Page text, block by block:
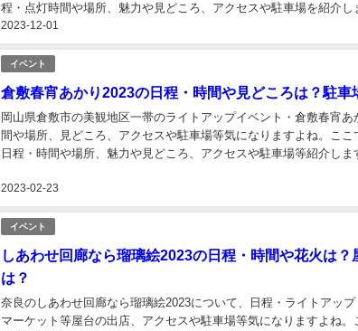
2023-12-01
程・点灯時間や場所、魅力や見どころ、アクセスや駐車場を紹介し
イベント
倉敷春宵あかり2023の日程・時間や見どころは？駐車
2023-02-23
岡山県倉敷市の美観地区一帯のライトアップイベント・倉敷春宵
間や場所、見どころ、アクセスや駐車場等気になりますよね。こ
日程・時間や場所、魅力や見どころ、アクセスや駐車場等紹介しま
イベント
しあわせ回廊なら瑠璃絵2023の日程・時間や花火は
は？
奈良のしあわせ回廊なら瑠璃絵2023について、日程・ライトアッ
マーケット等屋台の出店、アクセスや駐車場等気になりますよね。